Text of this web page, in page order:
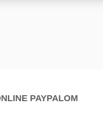
PAYPALOM